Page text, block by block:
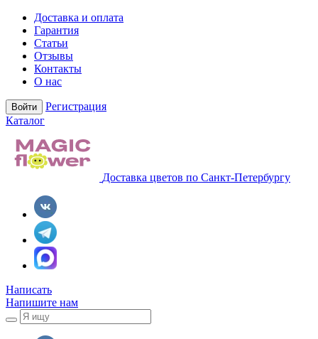
Доставка и оплата
Гарантия
Статьи
Отзывы
Контакты
О нас
Войти
Регистрация
Каталог
Доставка цветов по Санкт-Петербургу
Написать
Напишите нам